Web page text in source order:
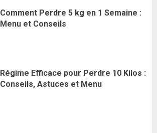
Comment Perdre 5 kg en 1 Semaine :
Menu et Conseils
Régime Efficace pour Perdre 10 Kilos :
Conseils, Astuces et Menu